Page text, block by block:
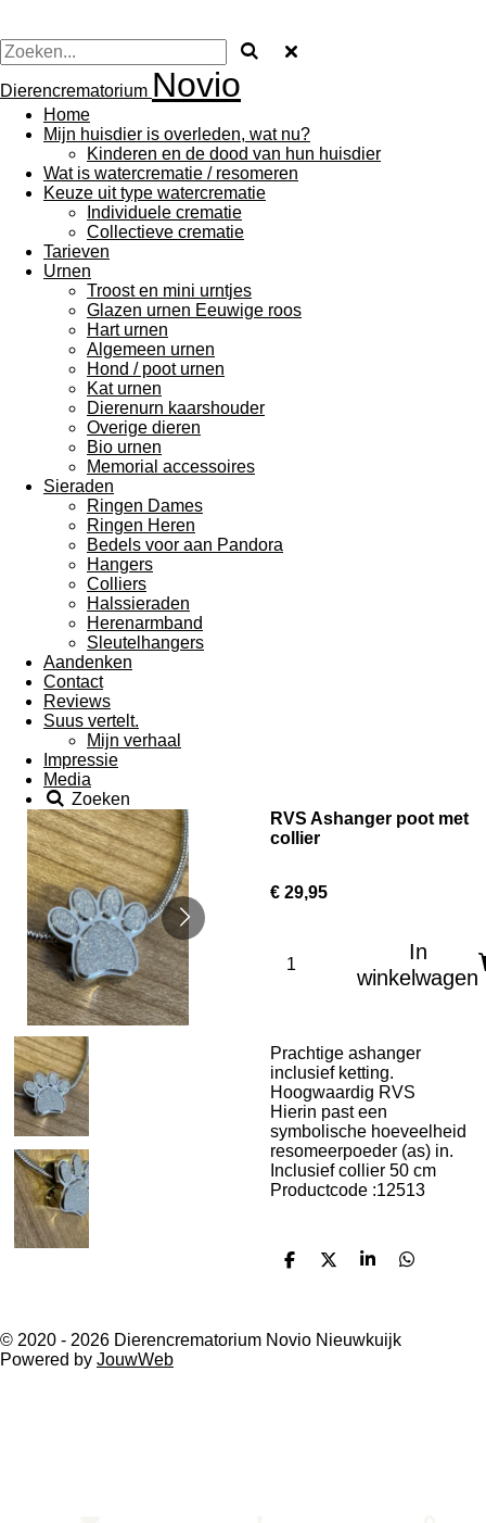
Dierencrematorium Novio
Home
Mijn huisdier is overleden, wat nu?
Kinderen en de dood van hun huisdier
Wat is watercrematie / resomeren
Keuze uit type watercrematie
Individuele crematie
Collectieve crematie
Tarieven
Urnen
Troost en mini urntjes
Glazen urnen Eeuwige roos
Hart urnen
Algemeen urnen
Hond / poot urnen
Kat urnen
Dierenurn kaarshouder
Overige dieren
Bio urnen
Memorial accessoires
Sieraden
Ringen Dames
Ringen Heren
Bedels voor aan Pandora
Hangers
Colliers
Halssieraden
Herenarmband
Sleutelhangers
Aandenken
Contact
Reviews
Suus vertelt.
Mijn verhaal
Impressie
Media
Zoeken
RVS Ashanger poot met
collier
€ 29,95
In
winkelwagen
Prachtige ashanger
inclusief ketting.
Hoogwaardig RVS
Hierin past een
symbolische hoeveelheid
resomeerpoeder (as) in.
Inclusief collier 50 cm
Productcode :12513
D
n
D
S
e
D
© 2020 - 2026 Dierencrematorium Novio Nieuwkuijk
Powered by JouwWeb